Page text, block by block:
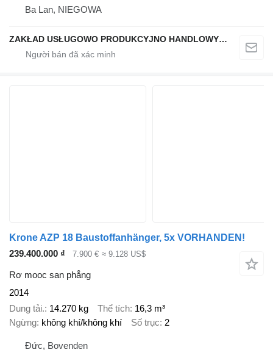
Ba Lan, NIEGOWA
ZAKŁAD USŁUGOWO PRODUKCYJNO HANDLOWY ROMEX KAMIL GRYL
Krone AZP 18 Baustoffanhänger, 5x VORHANDEN!
239.400.000 ₫
7.900 € ≈ 9.128 US$
Rơ mooc san phẳng
2014
Dung tải. 14.270 kg Thể tích 16,3 m³
Ngừng không khí/không khí Số trục 2
Đức, Bovenden